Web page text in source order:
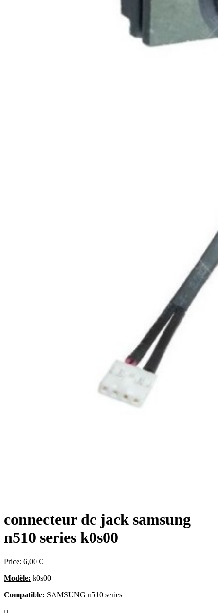
connecteur dc jack samsung
n510 series k0s00
Price: 6,00 €
Modèle: k0s00
Compatible: SAMSUNG n510 series